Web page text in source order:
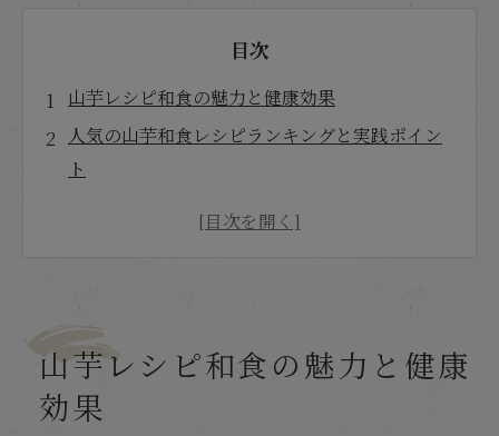
目次
山芋レシピ和食の魅力と健康効果
人気の山芋和食レシピランキングと実践ポイン
ト
山芋の下ごしらえ・保存法・調理前後の注意点
店舗概要
山芋レシピ和食の魅力と健康
効果